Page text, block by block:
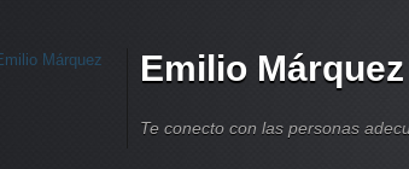
Emilio Márquez
Te conecto con las personas